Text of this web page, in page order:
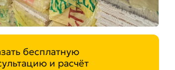
бесплатную
и расчёт